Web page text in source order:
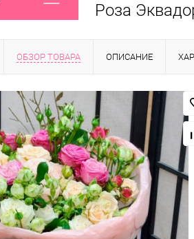
Роза
ОБЗОР ТОВАРА ОПИСАНИЕ